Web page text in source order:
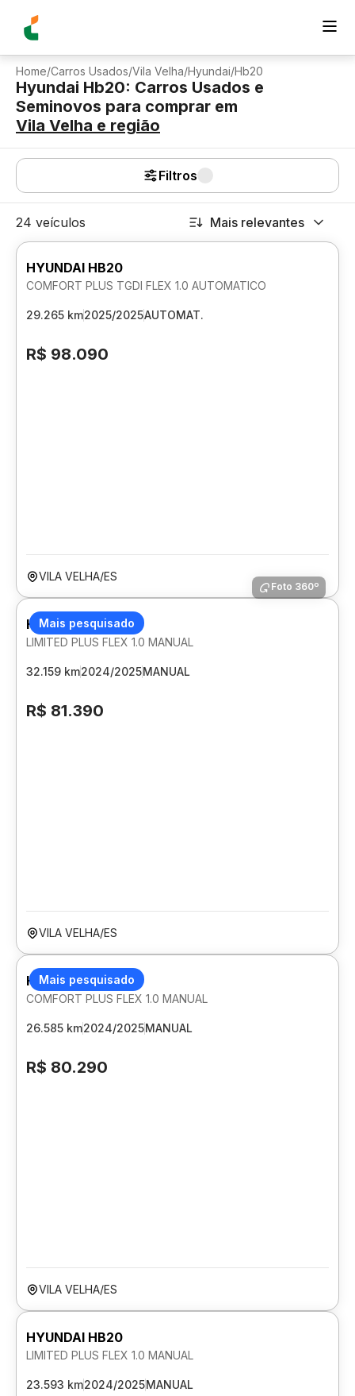
Home/Carros Usados/Vila Velha/Hyundai/Hb20
Hyundai Hb20: Carros Usados e
Seminovos para comprar em
Vila Velha e região
Filtros
24 veículos Mais relevantes
HYUNDAI HB20
COMFORT PLUS TGDI FLEX 1.0 AUTOMATICO
29.265 km2025/2025AUTOMAT.
R$ 98.090
VILA VELHA/ES
Mais pesquisado
Foto 360º
HYUNDAI HB20
LIMITED PLUS FLEX 1.0 MANUAL
32.159 km2024/2025MANUAL
R$ 81.390
VILA VELHA/ES
Mais pesquisado
HYUNDAI HB20
COMFORT PLUS FLEX 1.0 MANUAL
26.585 km2024/2025MANUAL
R$ 80.290
VILA VELHA/ES
HYUNDAI HB20
LIMITED PLUS FLEX 1.0 MANUAL
23.593 km2024/2025MANUAL